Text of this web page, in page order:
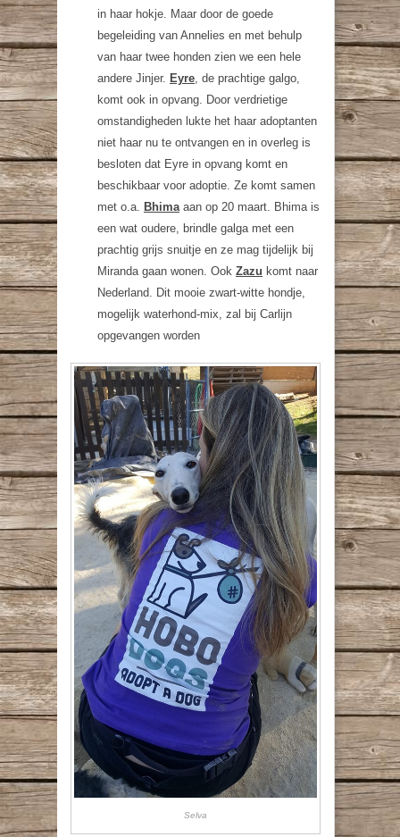
in haar hokje. Maar door de goede
begeleiding van Annelies en met behulp
van haar twee honden zien we een hele
andere Jinjer. Eyre, de prachtige galgo,
komt ook in opvang. Door verdrietige
omstandigheden lukte het haar adoptanten
niet haar nu te ontvangen en in overleg is
besloten dat Eyre in opvang komt en
beschikbaar voor adoptie. Ze komt samen
met o.a. Bhimaaan op 20 maart. Bhima is
een wat oudere, brindle galga met een
prachtig grijs snuitje en ze mag tijdelijk bij
Miranda gaan wonen. Ook Zazu komt naar
Nederland. Dit mooie zwart-witte hondje,
mogelijk waterhond-mix, zal bij Carlijn
opgevangen worden
Selva